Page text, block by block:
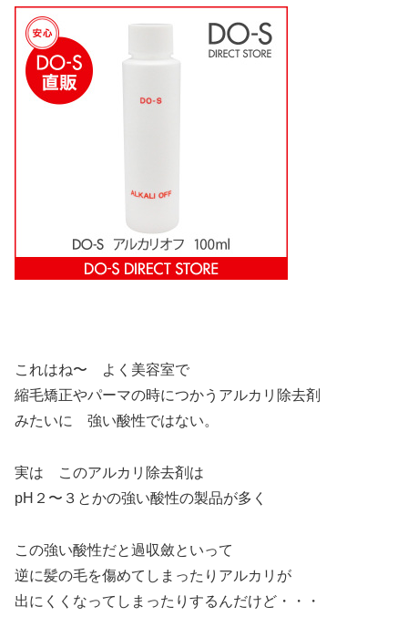
これはね〜 よく美容室で
縮毛矯正やパーマの時につかうアルカリ除去剤
みたいに 強い酸性ではない。
実は このアルカリ除去剤は
pH２〜３とかの強い酸性の製品が多く
この強い酸性だと過収斂といって
逆に髪の毛を傷めてしまったりアルカリが
出にくくなってしまったりするんだけど・・・